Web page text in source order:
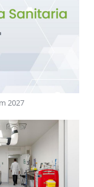
2027